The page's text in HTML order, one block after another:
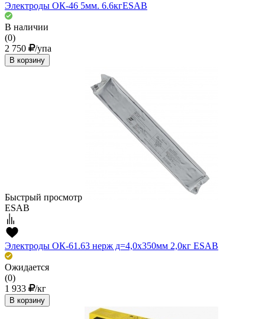
Электроды ОК-46 5мм. 6.6кгESAВ
В наличии
(0)
2 750
/упа
В корзину
Быстрый просмотр
ESAB
Электроды ОК-61.63 нерж д=4,0х350мм 2,0кг ESAB
Ожидается
(0)
1 933
/кг
В корзину